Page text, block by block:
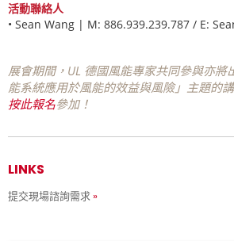
活動聯絡人
• Sean Wang | M: 886.939.239.787 / E:
展會期間， UL 德國風能專家共同參與亦將
能系統應用於風能的效益與風險」主題的
按此報名參加！
LINKS
提交現場諮詢需求